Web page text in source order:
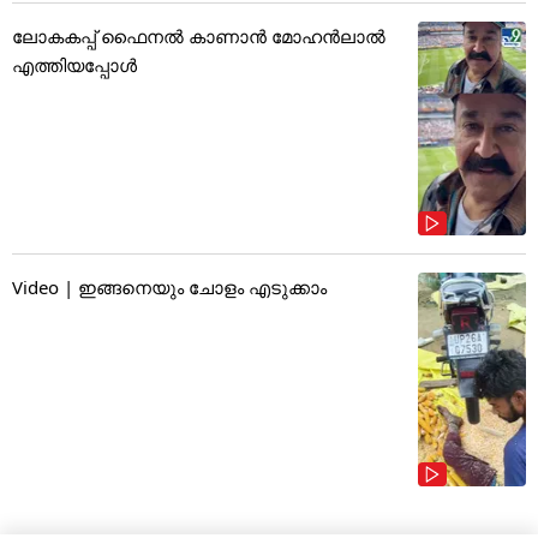
ലോകകപ്പ് ഫൈനൽ കാണാൻ മോഹൻലാൽ
എത്തിയപ്പോൾ
Video | ഇങ്ങനെയും ചോളം എടുക്കാം